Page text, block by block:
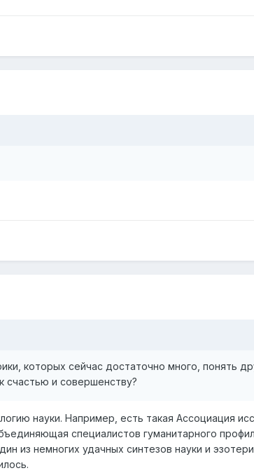
которых сейчас достаточно много, понять
счастью и совершенству?
науки. Например, есть такая Ассоциация
специалистов гуманитарного
из немногих удачных синтезов науки и